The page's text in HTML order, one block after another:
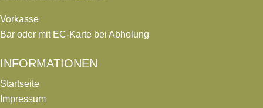
Vorkasse
Bar oder mit EC-Karte bei Abholung
INFORMATIONEN
Startseite
Impressum